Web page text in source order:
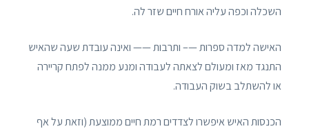
השכלה וכפה עליה אורח חיים שזר לה.
האישה למדה ספרות —– ותרבות —— ואינה עובדת שעה שהאיש
התנגד מאז ומעולם לצאתה לעבודה ומנע ממנה לפתח קריירה
או להשתלב בשוק העבודה.
הכנסות האיש איפשרו לצדדים רמת חיים ממוצעת (וזאת על אף